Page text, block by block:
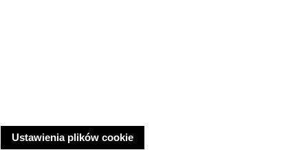
Ustawienia plików cookie